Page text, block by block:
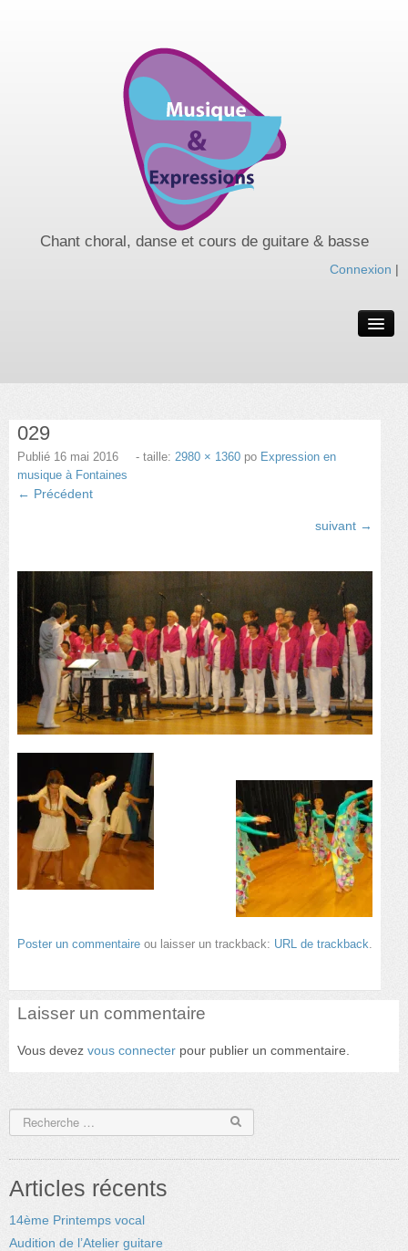
Chant choral, danse et cours de guitare & basse
Connexion |
Nos cours
Danse
Choeur Variantes
Guitare et basse
Nous contacter
029
Publié 16 mai 2016 - taille: 2980 × 1360po Expression en
musique à Fontaines
← Précédent
suivant →
Poster un commentaireou laisser un trackback: URL de trackback
Laisser un commentaire
Vous devez vous connecterpour publier un commentaire.
Articles récents
14ème Printemps vocal
Audition de l’Atelier guitare